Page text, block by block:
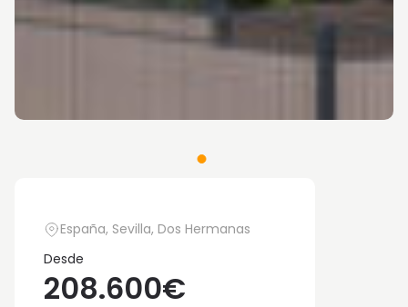
España, Sevilla, Dos Hermanas
Desde
208.600€